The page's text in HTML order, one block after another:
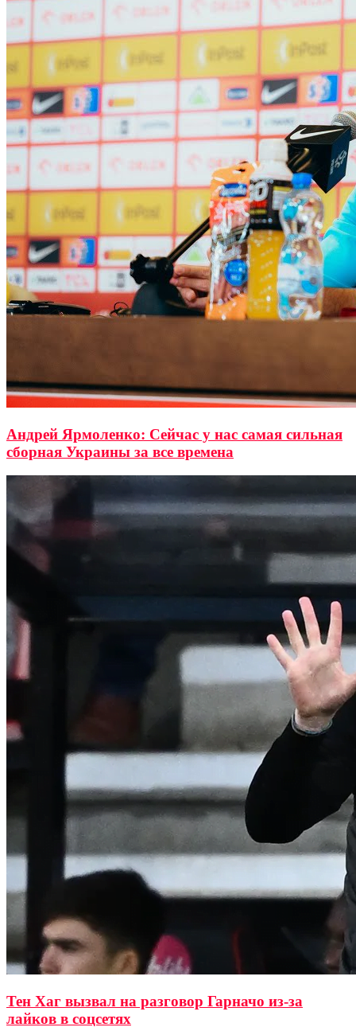
Андрей Ярмоленко: Сейчас у нас самая сильная
сборная Украины за все времена
Тен Хаг вызвал на разговор Гарначо из-за
лайков в соцсетях